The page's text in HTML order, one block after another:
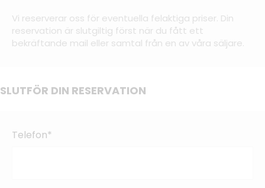
Vi reserverar oss för eventuella felaktiga priser. Din
reservation är slutgiltig först när du fått ett
bekräftande mail eller samtal från en av våra säljare.
SLUTFÖR DIN RESERVATION
Telefon*